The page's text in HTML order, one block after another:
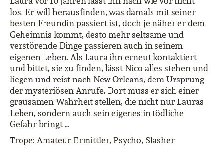
los. Er will herausfinden, was damals mit seiner
besten Freundin passiert ist, doch je näher er dem
Geheimnis kommt, desto mehr seltsame und
verstörende Dinge passieren auch in seinem
eigenen Leben. Als Laura ihn erneut kontaktiert
und bittet, sie zu finden, lässt Nico alles stehen und
liegen und reist nach New Orleans, dem Ursprung
der mysteriösen Anrufe. Dort muss er sich einer
grausamen Wahrheit stellen, die nicht nur Lauras
Leben, sondern auch sein eigenes in tödliche
Gefahr bringt …
Trope: Amateur-Ermittler, Psycho, Slasher